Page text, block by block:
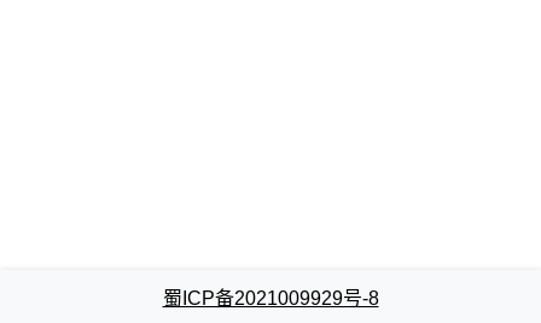
蜀ICP备2021009929号-8